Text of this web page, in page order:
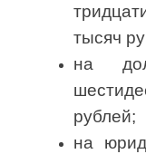
тысяч
на
рублей;
на